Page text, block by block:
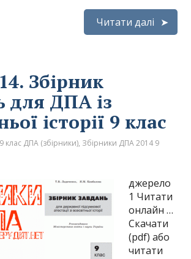
Читати далі
Збірник
для ДПА із
історії 9 клас
9 клас ДПА (збірники), Збірники ДПА 2014 9
джерело
1 Читати
онлайн …
Скачати
(pdf) або
читати